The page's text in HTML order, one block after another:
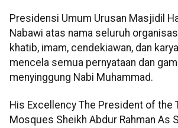
Presidensi Umum Urusan Masjidil
Nabawi atas nama seluruh
khatib, imam, cendekiawan, dan
mencela semua pernyataan dan
menyinggung Nabi Muhammad.
His Excellency The President of the
Mosques Sheikh Abdur Rahman As